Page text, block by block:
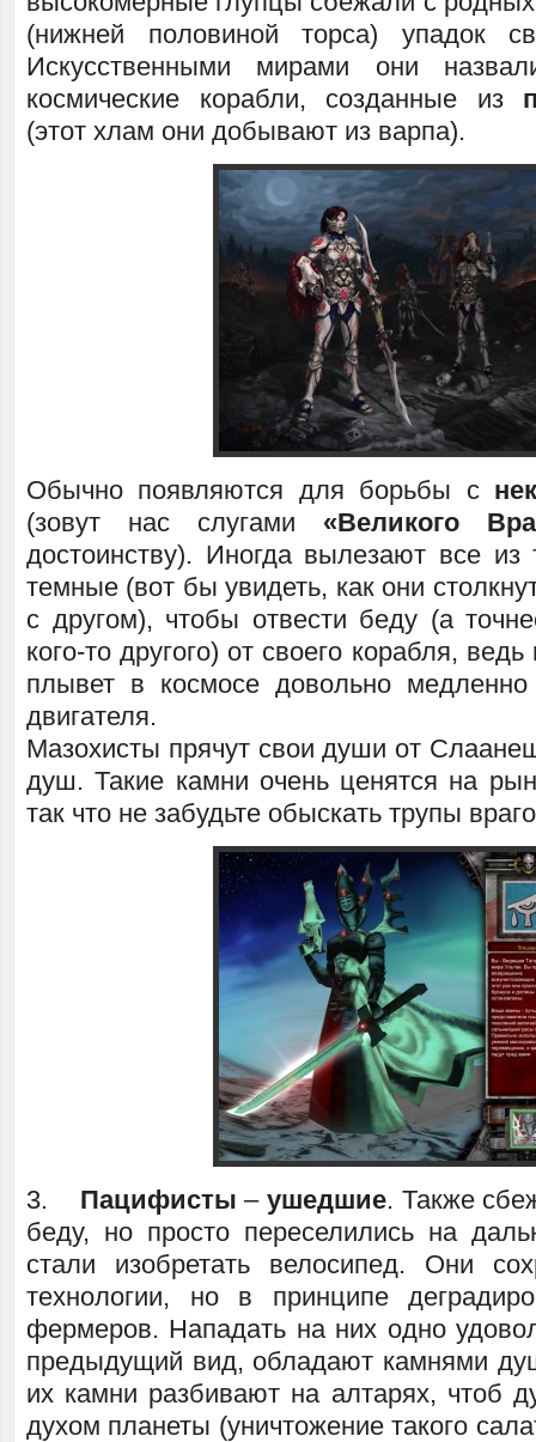
(нижней половиной торса) упадок
Искусственными мирами они
космические корабли, созданные из
(этот хлам они добывают из варпа).
Обычно появляются для борьбы с
(зовут нас слугами «Великого
достоинству). Иногда вылезают все
темные (вот бы увидеть, как они
с другом), чтобы отвести беду (а
кого-то другого) от своего корабля,
плывет в космосе довольно
двигателя.
Мазохисты прячут свои души от
душ. Такие камни очень ценятся на
так что не забудьте обыскать трупы
3. Пацифисты–ушедшие. Также
беду, но просто переселились на
стали изобретать велосипед. Они
технологии, но в принципе
фермеров. Нападать на них одно
предыдущий вид, обладают камнями
их камни разбивают на алтарях, чтоб
духом планеты (уничтожение такого